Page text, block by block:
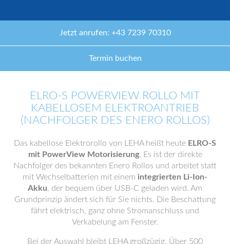
Jetzt anrufen: +43 7239 70310
Termin buchen
ELRO-S POWERVIEW ROLLO MIT
KABELLOSEM ELEKTROANTRIEB
(NACHFOLGER DES ENERO ROLLOS)
Das kabellose Elektrorollo von LEHA heißt heute ELRO-S
mit PowerView Motorisierung. Es ist der direkte
Nachfolger des bekannten Enero Rollos und arbeitet statt
mit Wechselbatterien mit einem integrierten Li-Ion-
Akku, der bequem über USB-C geladen wird. Am
Grundprinzip ändert sich für Sie nichts. Die Beschattung
fährt elektrisch, ganz ohne Stromanschluss und
Verkabelung am Fenster.
Bei der Auswahl bleibt LEHA großzügig. Über 500